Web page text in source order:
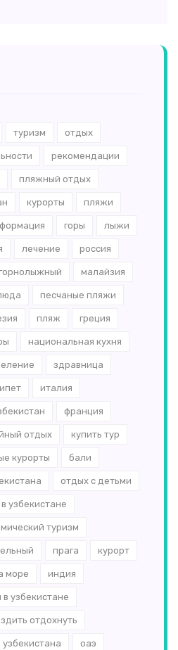
туризм отдых
рекомендации
пляжный отдых
курорты пляжи
горы лыжи
лечение россия
малайзия
песчаные пляжи
пляж греция
национальная кухня
здравница
италия
франция
отдых купить тур
курорты бали
отдых с детьми
узбекистане
туризм
прага курорт
море индия
в узбекистане
отдохнуть
узбекистана оаэ